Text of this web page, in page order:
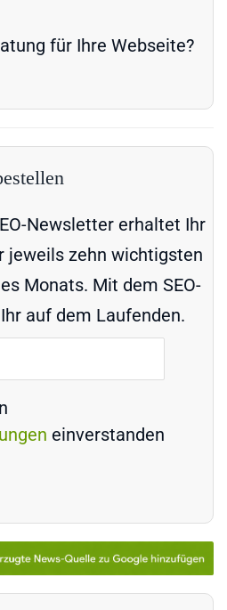
für Ihre Webseite?
Newsletter erhaltet Ihr
jeweils zehn wichtigsten
Monats. Mit dem SEO-
auf dem Laufenden.
einverstanden